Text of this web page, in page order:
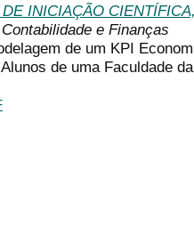
INICIAÇÃO
e Finanças
de um KPI
de uma Faculdade